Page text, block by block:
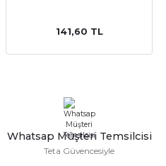
141,60 TL
Whatsap Müşteri Temsilcisi
Teta Güvencesiyle